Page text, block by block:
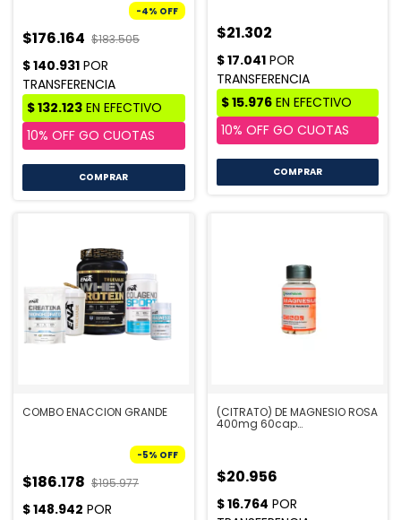
-4% OFF
$176.164 $183.505
COMPRAR
$21.302
COMPRAR
COMBO ENACCION GRANDE
-5% OFF
$186.178 $195.977
(CITRATO) DE MAGNESIO ROSA
400mg 60cap
INNOVANATURALS
$20.956